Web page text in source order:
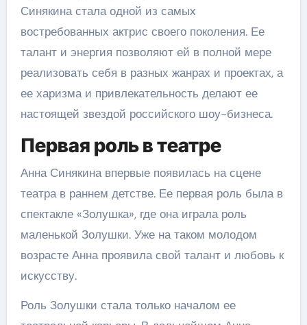
Синякина стала одной из самых
востребованных актрис своего поколения. Ее
талант и энергия позволяют ей в полной мере
реализовать себя в разных жанрах и проектах, а
ее харизма и привлекательность делают ее
настоящей звездой российского шоу-бизнеса.
Первая роль в театре
Анна Синякина впервые появилась на сцене
театра в раннем детстве. Ее первая роль была в
спектакле «Золушка», где она играла роль
маленькой Золушки. Уже на таком молодом
возрасте Анна проявила свой талант и любовь к
искусству.
Роль Золушки стала только началом ее